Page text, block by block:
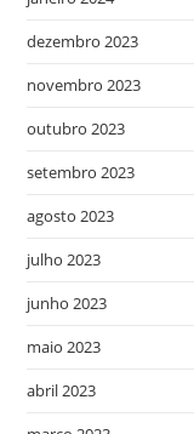
dezembro 2023
novembro 2023
outubro 2023
setembro 2023
agosto 2023
julho 2023
junho 2023
maio 2023
abril 2023